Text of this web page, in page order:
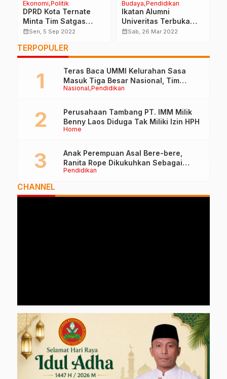
Ekonomi Politik
DPRD Kota Ternate
Minta Tim Satgas
Intens Lakukan
Eceran
calendar_monthSen, 5 Sep 2022
Budaya Pendidikan
Ikatan Alumni
Univeritas Terbuka
Beri Bantuan Suku
calendar_monthSab, 26 Mar 2022
TERPOPULER
Nasional Pendidikan
Teras Baca UMMI Kelurahan Sasa
Masuk Tiga Besar Nasional, Tim
Penilai Lakukan Visitasi di Ternate
Home
Perusahaan Tambang PT. IMM Milik
Benny Laos Diduga Tak Miliki Izin HPH
Pendidikan
Anak Perempuan Asal Bere-bere,
Ranita Rope Dikukuhkan Sebagai
Guru Besar dan Rektor Ummu
CHANNEL